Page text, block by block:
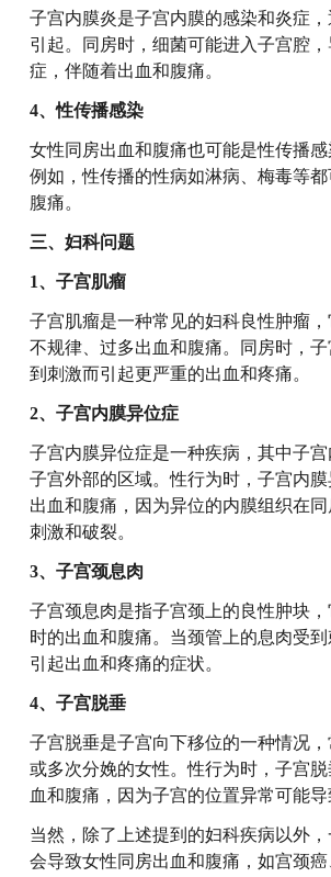
子宫内膜炎是子宫内膜的感染和炎症
引起。同房时，细菌可能进入子宫腔
症，伴随着出血和腹痛。
4、性传播感染
女性同房出血和腹痛也可能是性传播感
例如，性传播的性病如淋病、梅毒等
腹痛。
三、妇科问题
1、子宫肌瘤
子宫肌瘤是一种常见的妇科良性肿瘤
不规律、过多出血和腹痛。同房时，
到刺激而引起更严重的出血和疼痛。
2、子宫内膜异位症
子宫内膜异位症是一种疾病，其中子
子宫外部的区域。性行为时，子宫内
出血和腹痛，因为异位的内膜组织在同
刺激和破裂。
3、子宫颈息肉
子宫颈息肉是指子宫颈上的良性肿块
时的出血和腹痛。当颈管上的息肉受
引起出血和疼痛的症状。
4、子宫脱垂
子宫脱垂是子宫向下移位的一种情况
或多次分娩的女性。性行为时，子宫
血和腹痛，因为子宫的位置异常可能导
当然，除了上述提到的妇科疾病以外
会导致女性同房出血和腹痛，如宫颈